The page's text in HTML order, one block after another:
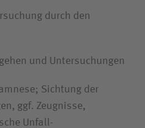
durch den
und Untersuchungen
Sichtung der
ggf. Zeugnisse,
Unfall­